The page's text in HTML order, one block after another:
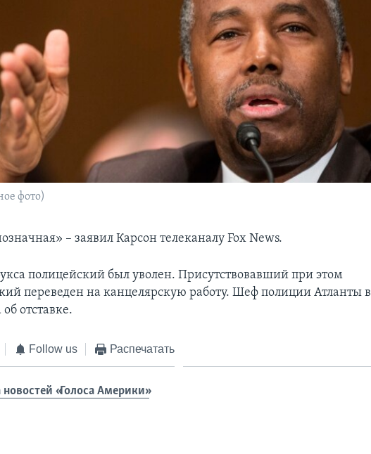
фото)
– заявил Карсон телеканалу Fox News.
полицейский был уволен. Присутствовавший при этом
переведен на канцелярскую работу. Шеф полиции Атланты в
отставке.
Follow us Распечатать
«Голоса Америки»